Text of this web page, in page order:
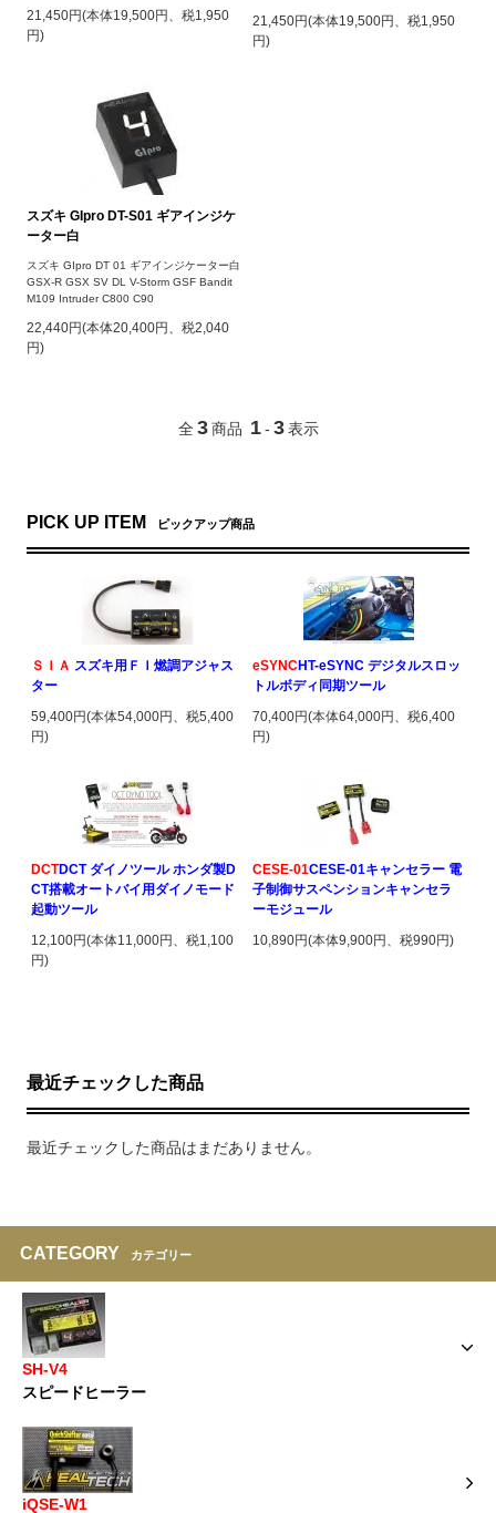
21,450円(本体19,500円、税1,950
円)
21,450円(本体19,500円、税1,950
円)
スズキ GIpro DT-S01 ギアインジケ
ーター白
スズキ GIpro DT 01 ギアインジケーター白
GSX-R GSX SV DL V-Storm GSF Bandit
M109 Intruder C800 C90
22,440円(本体20,400円、税2,040
円)
全 3 商品 1 - 3 表示
PICK UP ITEM ピックアップ商品
ＳＩＡ スズキ用ＦＩ燃調アジャス
ター
59,400円(本体54,000円、税5,400
円)
eSYNCHT-eSYNC デジタルスロッ
トルボディ同期ツール
70,400円(本体64,000円、税6,400
円)
DCTDCT ダイノツール ホンダ製D
CT搭載オートバイ用ダイノモード
起動ツール
12,100円(本体11,000円、税1,100
円)
CESE-01CESE-01キャンセラー 電
子制御サスペンションキャンセラ
ーモジュール
10,890円(本体9,900円、税990円)
最近チェックした商品
最近チェックした商品はまだありません。
CATEGORY カテゴリー
SH-V4
スピードヒーラー
iQSE-W1